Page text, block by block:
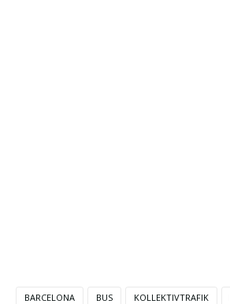
BARCELONA BUS KOLLEKTIVTRAFIK